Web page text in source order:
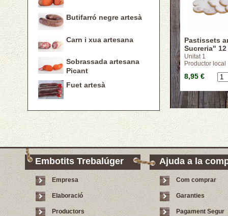
Butifarró negre artesà
Carn i xua artesana
Sobrassada artesana
Picant
Fuet artesà
Pastissets
Sucreria"
Unitat 1
Productor local
8,95 €
Embotits Trebalúger
Empresa
Elaboració
Productors
Ajuda a la
Com comprar
Garanties
Pagament Segur